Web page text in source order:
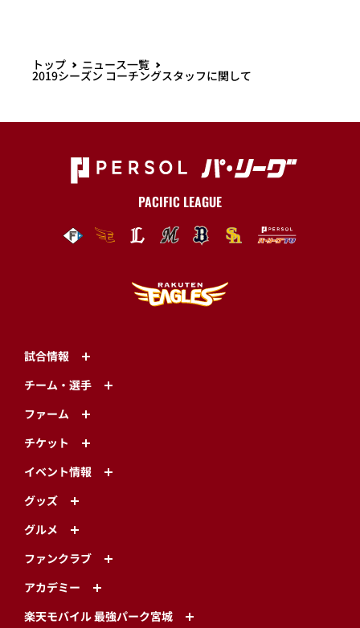
トップ ニュース一覧
2019シーズン コーチングスタッフに関して
PACIFIC LEAGUE
試合情報
チーム・選手
ファーム
チケット
イベント情報
グッズ
グルメ
ファンクラブ
アカデミー
楽天モバイル 最強パーク宮城